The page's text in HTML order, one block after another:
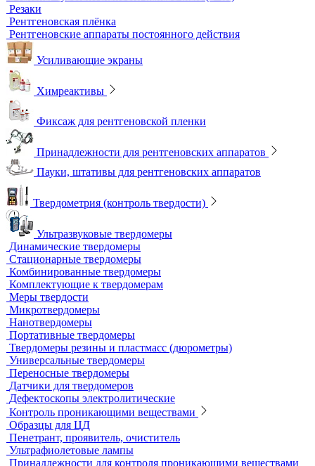
Принадлежности для рентгенографии
Гибкие кассеты для рентгеновской пленки
Литеры маркировочные
Магнитные держатели для рентгеновской пленки
Маркировочные знаки для радиографического контроля
Проволочные эталоны чувствительности
Универсальный шаблон радиографа
Эталоны чувствительности канавочные (ЭЧК)
Резаки
Рентгеновская плёнка
Рентгеновские аппараты постоянного действия
Усиливающие экраны
Принадлежности для рентгеновских аппаратов
Пауки, штативы для рентгеновских аппаратов
Твердометрия (контроль твердости)
Ультразвуковые твердомеры
Динамические твердомеры
Стационарные твердомеры
Комбинированные твердомеры
Комплектующие к твердомерам
Меры твердости
Микротвердомеры
Нанотвердомеры
Портативные твердомеры
Твердомеры резины и пластмасс (дюрометры)
Универсальные твердомеры